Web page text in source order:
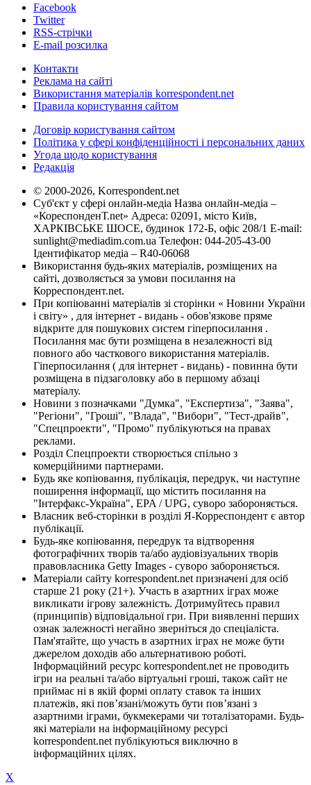
Facebook
Twitter
RSS-стрічки
E-mail розсилка
Контакти
Реклама на сайті
Використання матеріалів korrespondent.net
Правила користування сайтом
Договір користування сайтом
Політика у сфері конфіденційності і персональних даних
Угода щодо користування
Редакція
© 2000-2026, Korrespondent.net
Суб'єкт у сфері онлайн-медіа Назва онлайн-медіа –
«КореспонденТ.net» Адреса: 02091, місто Київ,
ХАРКІВСЬКЕ ШОСЕ, будинок 172-Б, офіс 208/1 E-mail:
sunlight@mediadim.com.ua Телефон: 044-205-43-00
Ідентифікатор медіа – R40-06068
Використання будь-яких матеріалів, розміщених на
сайті, дозволяється за умови посилання на
Корреспондент.net.
При копіюванні матеріалів зі сторінки « Новини України
і світу» , для інтернет - видань - обов'язкове пряме
відкрите для пошукових систем гіперпосилання .
Посилання має бути розміщена в незалежності від
повного або часткового використання матеріалів.
Гіперпосилання ( для інтернет - видань) - повинна бути
розміщена в підзаголовку або в першому абзаці
матеріалу.
Новини з позначками "Думка", "Експертиза", "Заява",
"Регіони", "Гроші", "Влада", "Вибори", "Тест-драйв",
"Спецпроекти", "Промо" публікуються на правах
реклами.
Розділ Спецпроекти створюється спільно з
комерційними партнерами.
Будь яке копіювання, публікація, передрук, чи наступне
поширення інформації, що містить посилання на
"Інтерфакс-Україна", EPA / UPG, суворо забороняється.
Власник веб-сторінки в розділі Я-Корреспондент є автор
публікації.
Будь-яке копіювання, передрук та відтворення
фотографічних творів та/або аудіовізуальних творів
правовласника Getty Images - суворо забороняється.
Матеріали сайту korrespondent.net призначені для осіб
старше 21 року (21+). Участь в азартних іграх може
викликати ігрову залежність. Дотримуйтесь правил
(принципів) відповідальної гри. При виявленні перших
ознак залежності негайно зверніться до спеціаліста.
Пам'ятайте, що участь в азартних іграх не може бути
джерелом доходів або альтернативою роботі.
Інформаційний ресурс korrespondent.net не проводить
ігри на реальні та/або віртуальні гроші, також сайт не
приймає ні в якій формі оплату ставок та інших
платежів, які пов’язані/можуть бути пов’язані з
азартними іграми, букмекерами чи тоталізаторами. Будь-
які матеріали на інформаційному ресурсі
korrespondent.net публікуються виключно в
інформаційних цілях.
X